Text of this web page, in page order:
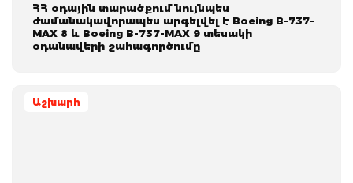
ՀՀ օդային տարածքում նույնպես
ժամանակավորապես արգելվել է Boeing B-737-
MAX 8 և Boeing B-737-MAX 9 տեսակի
օդանավերի շահագործումը
Աշխարհ